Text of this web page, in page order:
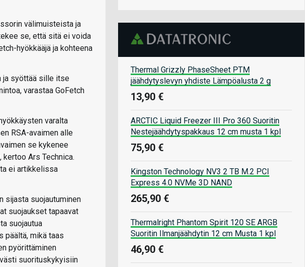
välimuisteista ja
se, että sitä ei voida
hyökkääjä ja kohteena
ja syöttää sille itse
varastaa GoFetch
varalta
RSA-avaimen alle
se kykenee
Ars Technica.
ei artikkelissa
sijasta suojautuminen
suojaukset tapaavat
suojautua
päältä, mikä taas
pyörittäminen
suorituskykyisiin
Thermal Grizzly PhaseSheet PTM
jäähdytyslevyn yhdiste Lämpöalusta 2 g
13,90 €
ARCTIC Liquid Freezer III Pro 360 Suoritin
Nestejäähdytyspakkaus 12 cm musta 1 kpl
75,90 €
Kingston Technology NV3 2 TB M.2 PCI
Express 4.0 NVMe 3D NAND
265,90 €
Thermalright Phantom Spirit 120 SE ARGB
Suoritin Ilmanjäähdytin 12 cm Musta 1 kpl
46,90 €